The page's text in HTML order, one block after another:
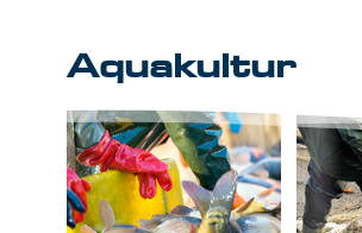
Aquakultur